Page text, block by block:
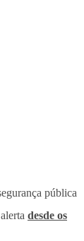
pública
desde os